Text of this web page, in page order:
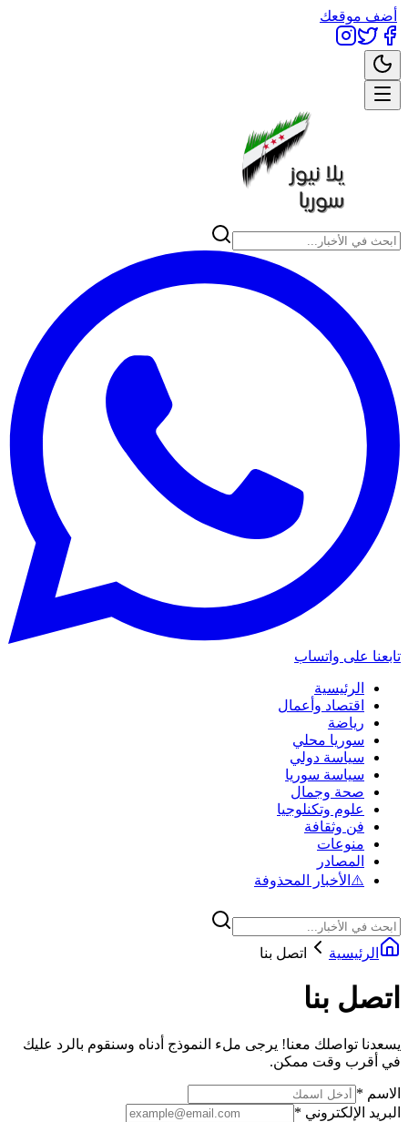
أضف موقعك
تابعنا على واتساب
الرئيسية
اقتصاد وأعمال
رياضة
سوريا محلي
سياسة دولي
سياسة سوريا
صحة وجمال
علوم وتكنلوجيا
فن وثقافة
منوعات
المصادر
⚠️ الأخبار المحذوفة
الرئيسية اتصل بنا
اتصل بنا
يسعدنا تواصلك معنا! يرجى ملء النموذج أدناه وسنقوم بالرد عليك
في أقرب وقت ممكن.
الاسم *
البريد الإلكتروني *